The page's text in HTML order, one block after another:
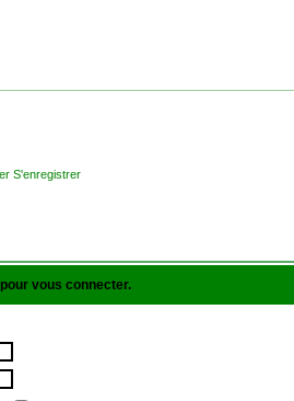
S'enregistrer
vous connecter.